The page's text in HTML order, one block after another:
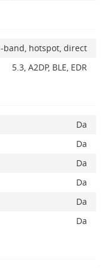
band, hotspot, direct
5.3, A2DP, BLE, EDR
Da
Da
Da
Da
Da
Da